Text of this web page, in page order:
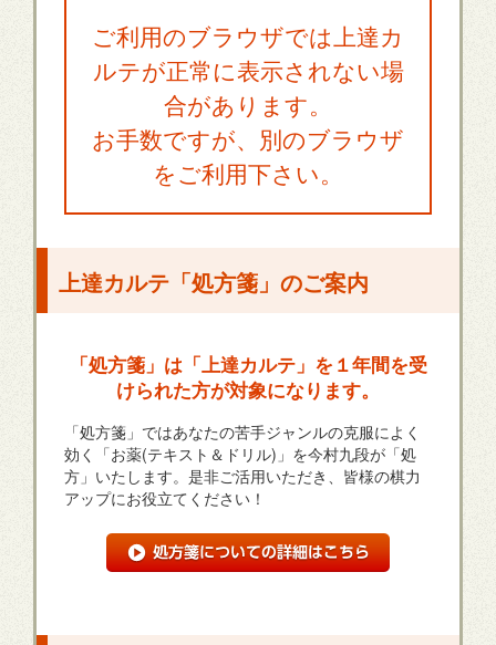
ご利用のブラウザでは上達カ
ルテが正常に表示されない場
合があります。
お手数ですが、別のブラウザ
をご利用下さい。
上達カルテ「処方箋」のご案内
「処方箋」は「上達カルテ」を１年間を受
けられた方が対象になります。
「処方箋」ではあなたの苦手ジャンルの克服によく
効く「お薬(テキスト＆ドリル)」を今村九段が「処
方」いたします。是非ご活用いただき、皆様の棋力
アップにお役立てください！